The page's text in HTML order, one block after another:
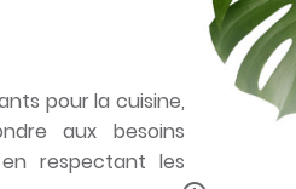
pour la cuisine,
aux besoins
respectant les